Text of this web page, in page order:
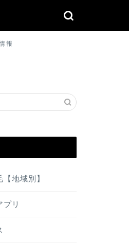
報
地域別】
リ